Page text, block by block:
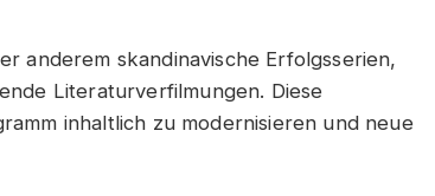
anderem skandinavische Erfolgsserien,
Literaturverfilmungen. Diese
inhaltlich zu modernisieren und neue